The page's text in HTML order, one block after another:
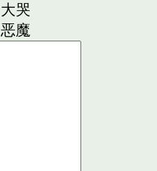
大哭
恶魔